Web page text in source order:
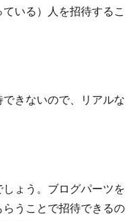
いる）人を招待するこ
きないので、リアルな
ょう。ブログパーツを
うことで招待できるの